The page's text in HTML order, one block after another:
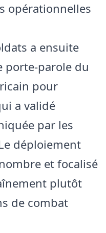
opérationnelles
a ensuite
porte-parole du
pour
a validé
par les
déploiement
et focalisé
plutôt
de combat